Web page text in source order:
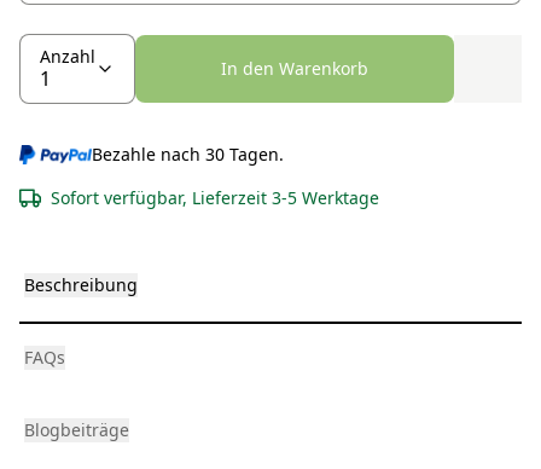
Anzahl
In den Warenkorb
Bezahle nach 30 Tagen.
Sofort verfügbar, Lieferzeit 3-5 Werktage
Beschreibung
FAQs
Blogbeiträge